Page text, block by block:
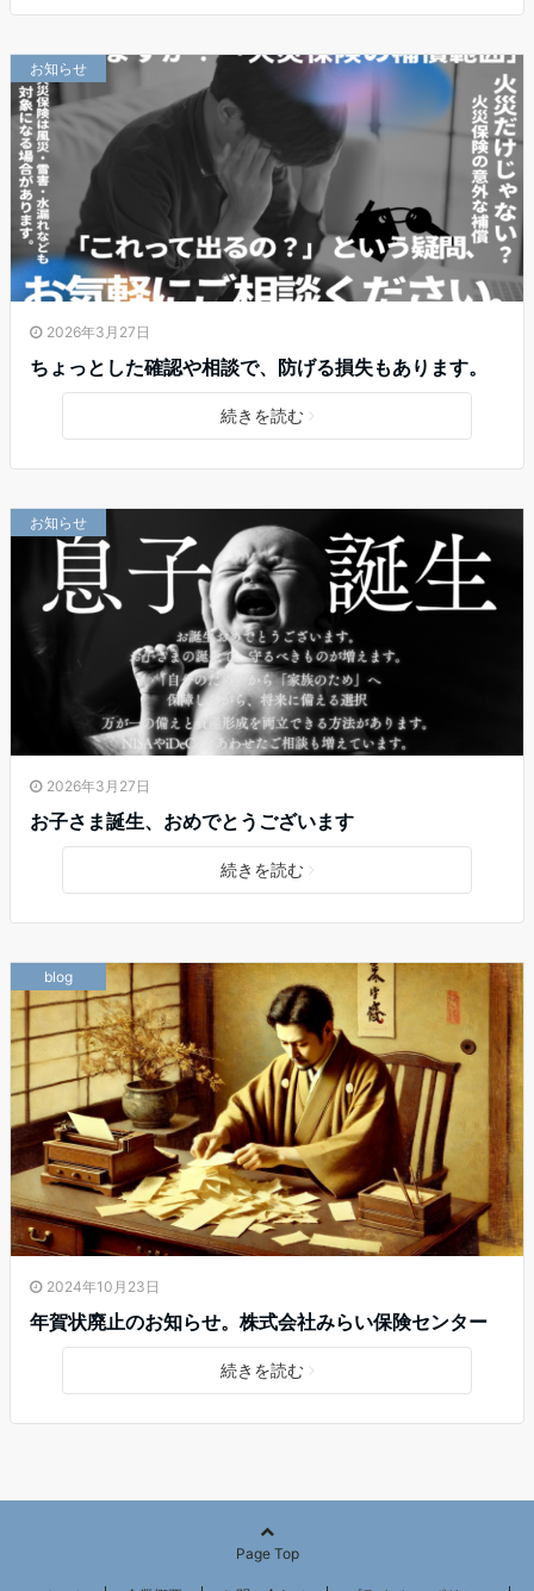
お知らせ
2026年3月27日
ちょっとした確認や相談で、防げる損失もあります。
続きを読む
お知らせ
2026年3月27日
お子さま誕生、おめでとうございます
続きを読む
blog
2024年10月23日
年賀状廃止のお知らせ。株式会社みらい保険センター
続きを読む
Page Top